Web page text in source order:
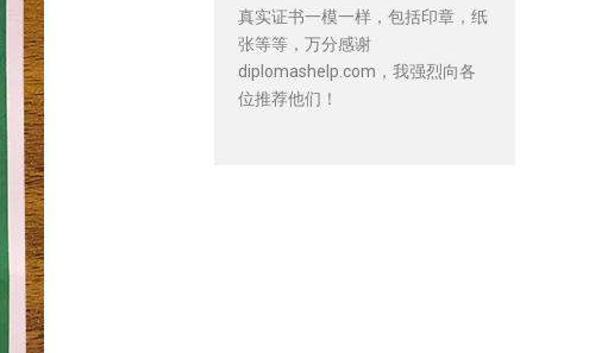
真实证书一模一样，包括印章，纸
张等等，万分感谢
diplomashelp.com，我强烈向各
位推荐他们！